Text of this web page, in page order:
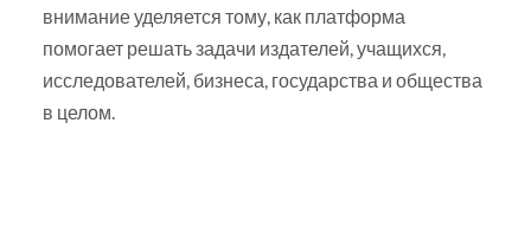
внимание уделяется тому, как платформа
помогает решать задачи издателей, учащихся,
исследователей, бизнеса, государства и общества
в целом.